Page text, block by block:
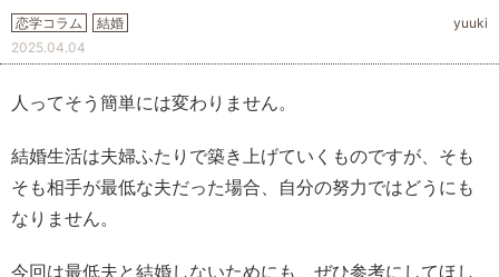
恋学コラム 結婚
yuuki
2025.04.04
人ってそう簡単には変わりません。
結婚生活は夫婦ふたりで築き上げていくものですが、そも
そも相手が最低な夫だった場合、自分の努力ではどうにも
なりません。
今回は最低夫と結婚しないためにも、ぜひ参考にしてほし